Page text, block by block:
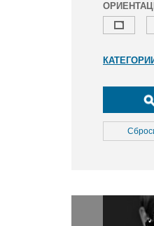
Досуг,
Культура